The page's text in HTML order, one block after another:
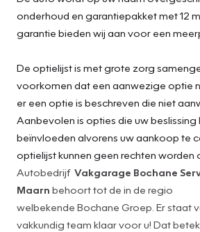
onderhoud en garantiepakket met 12
garantie bieden wij aan voor een
De optielijst is met grote zorg
voorkomen dat een aanwezige optie
er een optie is beschreven die niet
Aanbevolen is opties die uw beslissing
beïnvloeden alvorens uw aankoop te
optielijst kunnen geen rechten worden
AutobedrijfVakgarage Bochane
Maarn behoort tot de in de regio
welbekende Bochane Groep. Er staat
vakkundig team klaar voor u! Dat